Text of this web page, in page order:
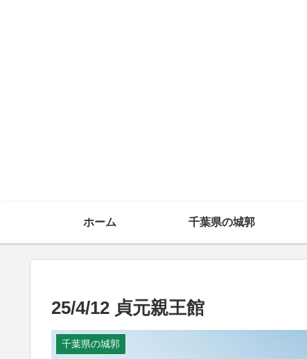
ホーム 千葉県の城郭
25/4/12 貞元親王館
千葉県の城郭